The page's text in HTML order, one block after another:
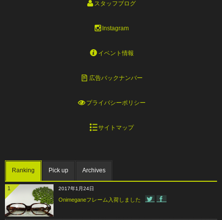
スタッフブログ
Instagram
イベント情報
広告バックナンバー
プライバシーポリシー
サイトマップ
Ranking Pick up Archives
1 2017年1月24日
Onimeganeフレーム入荷しました